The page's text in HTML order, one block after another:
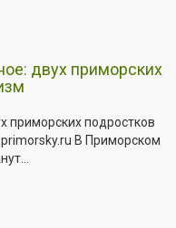
двух приморских
приморских подростков
В Приморском